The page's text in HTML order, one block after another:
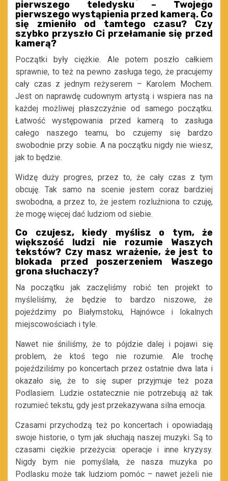
pierwszego teledysku – Twojego
pierwszego wystąpienia przed kamerą. Co
się zmieniło od tamtego czasu? Czy
szybko przyszło Ci przełamanie się przed
kamerą?
Początki były ciężkie. Ale potem poszło całkiem
sprawnie, to też na pewno zasługa tego, że pracujemy
cały czas z jednym reżyserem – Karolem Mochem.
Jest on naprawdę cudownym artystą i wspiera nas na
każdej możliwej płaszczyźnie od samego początku.
Łatwość występowania przed kamerą to zasługa
całego naszego teamu, bo czujemy się bardzo
swobodnie przy sobie. A na początku nigdy nie wiesz,
jak to będzie.
Widzę duży progres, przez to, że cały czas z tym
obcuję. Tak samo na scenie jestem coraz bardziej
swobodna, a przez to, że jestem rozluźniona to czuję,
że mogę więcej dać ludziom od siebie.
Co czujesz, kiedy myślisz o tym, że
większość ludzi nie rozumie Waszych
tekstów? Czy masz wrażenie, że jest to
blokada przed poszerzeniem Waszego
grona słuchaczy?
Na początku jak zaczęliśmy robić ten projekt to
myśleliśmy, że będzie to bardzo niszowe, że
pojeździmy po Białymstoku, Hajnówce i lokalnych
miejscowościach i tyle.
Nawet nie śniliśmy, że to pójdzie dalej i pojawi się
problem, że ktoś tego nie rozumie. Ale trochę
pojeździliśmy po koncertach przez ostatnie dwa lata i
okazało się, że to się super przyjmuje też poza
Podlasiem. Ludzie ostatecznie nie potrzebują aż tak
rozumieć tekstu, gdy jest przekazywana silna emocja.
Czasami przychodzą też po koncertach i opowiadają
swoje historie, o tym jak słuchają naszej muzyki. Są to
czasami ciężkie przeżycia: operacje i inne kryzysy.
Nigdy bym nie pomyślała, że nasza muzyka po
Podlasku może tak ludziom pomóc – nawet jeżeli nie